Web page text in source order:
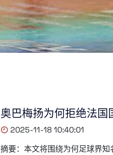
奥巴梅扬为何拒绝法国
2025-11-18 10:40:01
摘要：本文将围绕为何足球界